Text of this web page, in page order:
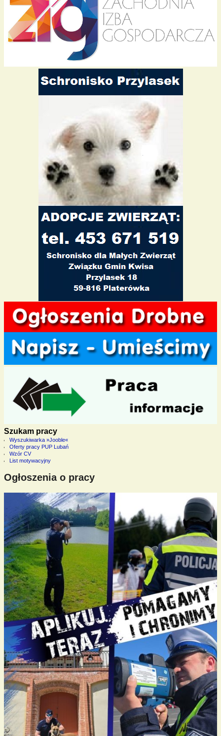
Szukam pracy
Wyszukiwarka »Jooble«
Oferty pracy PUP Lubań
Wzór CV
List motywacyjny
Ogłoszenia o pracy